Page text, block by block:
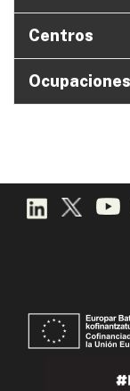
Centros
Ocupaciones